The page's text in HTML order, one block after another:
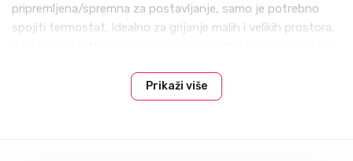
pripremljena/spremna za postavljanje, samo je potrebno
spojiti termostat. Idealno za grijanje malih i velikih prostora,
Šta nazivamo plivajućom podnom oblogom? Vrstu završne
obloge koja bez tehnologije lijepljenja na podlogu,
Prikaži više